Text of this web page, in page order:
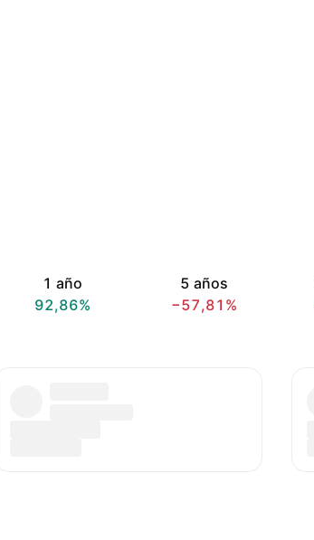
1 año
92,86%
5 años
−57,81%